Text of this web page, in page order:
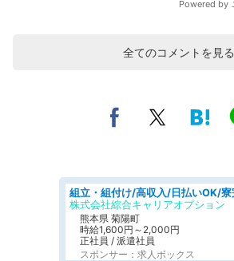
全てのコメントを見る
株式会社綜合キャリアオプション
熊本県 菊陽町
時給1,600円～2,000円
正社員 / 派遣社員
スポンサー：求人ボックス